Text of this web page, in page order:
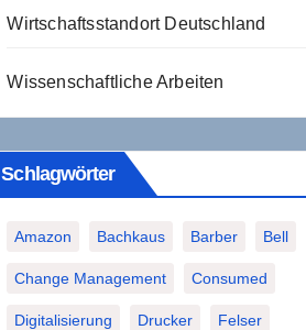
Wirtschaftsstandort Deutschland
Wissenschaftliche Arbeiten
Schlagwörter
Amazon Bachkaus Barber Bell
Change Management Consumed
Digitalisierung Drucker Felser